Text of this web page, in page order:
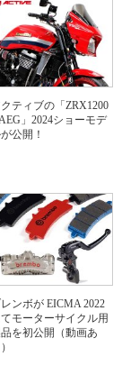
ティブの「ZRX1200
」2024ショーモデ
公開！
ンボが EICMA 2022
モーターサイクル用
を初公開（動画あ